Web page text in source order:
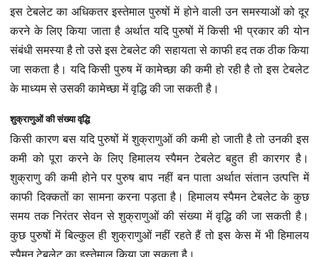
इस टेबलेट का अधिकतर इस्तेमाल पुरुषों में होने वाली उन समस्याओं को दूर
करने के लिए किया जाता है अर्थात यदि पुरुषों में किसी भी प्रकार की योन
संबंधी समस्या है तो उसे इस टेबलेट की सहायता से काफी हद तक ठीक किया
जा सकता है। यदि किसी पुरुष में कामेच्छा की कमी हो रही है तो इस टेबलेट
के माध्यम से उसकी कामेच्छा में वृद्धि की जा सकती है।
शुक्राणुओं की संख्या वृद्धि
किसी कारण बस यदि पुरुषों में शुक्राणुओं की कमी हो जाती है तो उनकी इस
कमी को पूरा करने के लिए हिमालय स्पैमन टेबलेट बहुत ही कारगर है।
शुक्राणु की कमी होने पर पुरुष बाप नहीं बन पाता अर्थात संतान उत्पत्ति में
काफी दिक्कतों का सामना करना पड़ता है। हिमालय स्पैमन टेबलेट के कुछ
समय तक निरंतर सेवन से शुक्राणुओं की संख्या में वृद्धि की जा सकती है।
कुछ पुरुषों में बिल्कुल ही शुक्राणुओं नहीं रहते हैं तो इस केस में भी हिमालय
स्पैमन टेबलेट का इस्तेमाल किया जा सकता है।